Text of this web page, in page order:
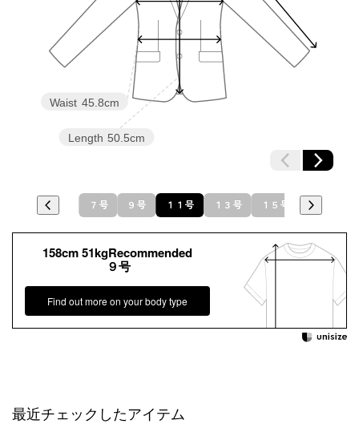
Length 50.5cm
Waist 45.8cm
７号 ９号 １１号 １３号 １５号
158cm 51kgRecommended
９号
Find out more on your body type
最近チェックしたアイテム